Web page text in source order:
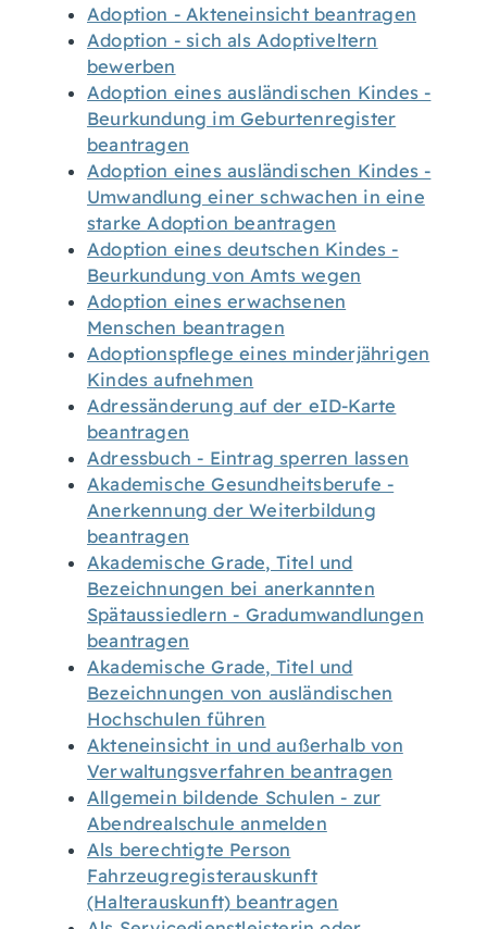
Adoption - Akteneinsicht beantragen
Adoption - sich als Adoptiveltern
bewerben
Adoption eines ausländischen Kindes -
Beurkundung im Geburtenregister
beantragen
Adoption eines ausländischen Kindes -
Umwandlung einer schwachen in eine
starke Adoption beantragen
Adoption eines deutschen Kindes -
Beurkundung von Amts wegen
Adoption eines erwachsenen
Menschen beantragen
Adoptionspflege eines minderjährigen
Kindes aufnehmen
Adressänderung auf der eID-Karte
beantragen
Adressbuch - Eintrag sperren lassen
Akademische Gesundheitsberufe -
Anerkennung der Weiterbildung
beantragen
Akademische Grade, Titel und
Bezeichnungen bei anerkannten
Spätaussiedlern - Gradumwandlungen
beantragen
Akademische Grade, Titel und
Bezeichnungen von ausländischen
Hochschulen führen
Akteneinsicht in und außerhalb von
Verwaltungsverfahren beantragen
Allgemein bildende Schulen - zur
Abendrealschule anmelden
Als berechtigte Person
Fahrzeugregisterauskunft
(Halterauskunft) beantragen